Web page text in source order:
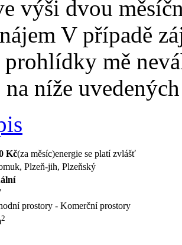
výši dvou
V případě
prohlídky mě
níže
Kč(za měsíc)energie se platí zvlášť
Plzeň-jih, Plzeňský
prostory - Komerční prostory
2